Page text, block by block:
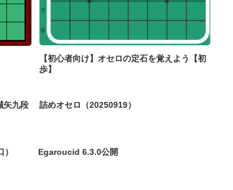
【初心者向け】オセロの定石を覚えよう【初
歩】
矢九段
詰めオセロ（20250919）
Egaroucid 6.3.0公開